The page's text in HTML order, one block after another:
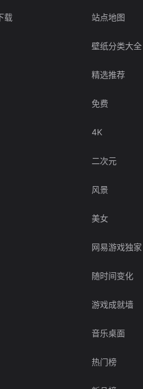
载 站点地图
壁纸分类大全
精选推荐
免费
4K
二次元
风景
美女
网易游戏独家
随时间变化
游戏成就墙
音乐桌面
热门榜